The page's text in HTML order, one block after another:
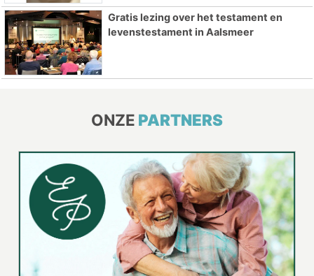
Gratis lezing over het testament en
levenstestament in Aalsmeer
ONZE PARTNERS